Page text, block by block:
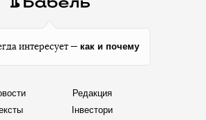
интересует — как и почему
Редакция
Інвестори